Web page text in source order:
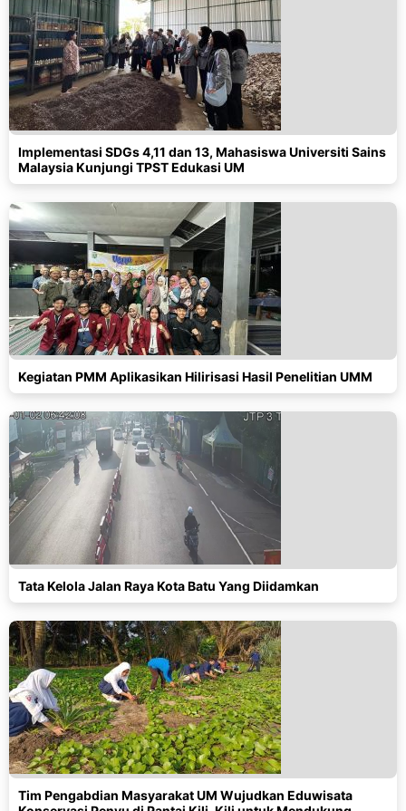
Implementasi SDGs 4,11 dan 13, Mahasiswa Universiti Sains
Malaysia Kunjungi TPST Edukasi UM
Kegiatan PMM Aplikasikan Hilirisasi Hasil Penelitian UMM
Tata Kelola Jalan Raya Kota Batu Yang Diidamkan
Tim Pengabdian Masyarakat UM Wujudkan Eduwisata